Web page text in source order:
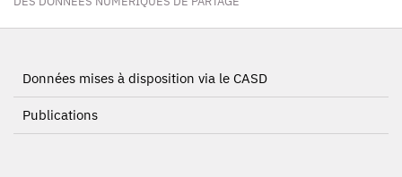
Données mises à disposition via le CASD
Publications